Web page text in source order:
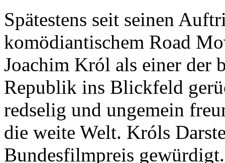
Spätestens seit seinen
komödiantischem Road
Joachim Król als einer der
Republik ins Blickfeld
redselig und ungemein
die weite Welt. Króls
Bundesfilmpreis